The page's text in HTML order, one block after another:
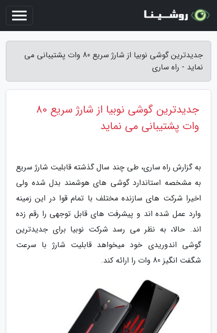
جدیدترین گوشی نوبیا از شارژ سریع 80 وات پشتیبانی می
نماید - راه ساری
جدیدترین گوشی نوبیا از شارژ سریع 80
وات پشتیبانی می نماید
به گزارش راه ساری، طی چند سال گذشته قابلیت شارژ سریع
به مشخصه استاندارد گوشی های هوشمند بدل شده ولی
اخیرا شرکت های سازنده مختلف با تمام قوا در این زمینه
وارد عمل شده اند و پیشرفت های قابل توجهی را رقم زده
اند. حالا، به نظر می رسد شرکت نوبیا برای جدیدترین
گوشی اندوریدی خود میخواهد قابلیت شارژ با سرعت
شگفت انگیز 80 وات را ارائه کند.